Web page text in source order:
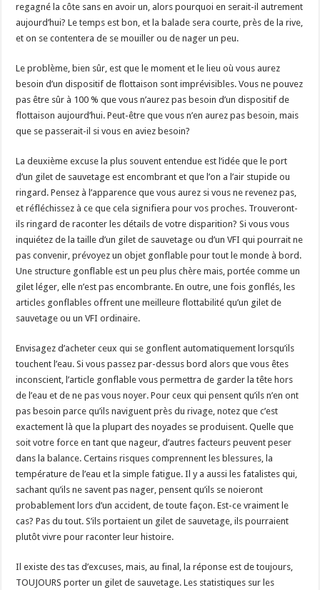
regagné la côte sans en avoir un, alors pourquoi en serait-il autrement
aujourd’hui? Le temps est bon, et la balade sera courte, près de la rive,
et on se contentera de se mouiller ou de nager un peu.
Le problème, bien sûr, est que le moment et le lieu où vous aurez
besoin d’un dispositif de flottaison sont imprévisibles. Vous ne pouvez
pas être sûr à 100 % que vous n’aurez pas besoin d’un dispositif de
flottaison aujourd’hui. Peut-être que vous n’en aurez pas besoin, mais
que se passerait-il si vous en aviez besoin?
La deuxième excuse la plus souvent entendue est l’idée que le port
d’un gilet de sauvetage est encombrant et que l’on a l’air stupide ou
ringard. Pensez à l’apparence que vous aurez si vous ne revenez pas,
et réfléchissez à ce que cela signifiera pour vos proches. Trouveront-
ils ringard de raconter les détails de votre disparition? Si vous vous
inquiétez de la taille d’un gilet de sauvetage ou d’un VFI qui pourrait ne
pas convenir, prévoyez un objet gonflable pour tout le monde à bord.
Une structure gonflable est un peu plus chère mais, portée comme un
gilet léger, elle n’est pas encombrante. En outre, une fois gonflés, les
articles gonflables offrent une meilleure flottabilité qu’un gilet de
sauvetage ou un VFI ordinaire.
Envisagez d’acheter ceux qui se gonflent automatiquement lorsqu’ils
touchent l’eau. Si vous passez par-dessus bord alors que vous êtes
inconscient, l’article gonflable vous permettra de garder la tête hors
de l’eau et de ne pas vous noyer. Pour ceux qui pensent qu’ils n’en ont
pas besoin parce qu’ils naviguent près du rivage, notez que c’est
exactement là que la plupart des noyades se produisent. Quelle que
soit votre force en tant que nageur, d’autres facteurs peuvent peser
dans la balance. Certains risques comprennent les blessures, la
température de l’eau et la simple fatigue. Il y a aussi les fatalistes qui,
sachant qu’ils ne savent pas nager, pensent qu’ils se noieront
probablement lors d’un accident, de toute façon. Est-ce vraiment le
cas? Pas du tout. S’ils portaient un gilet de sauvetage, ils pourraient
plutôt vivre pour raconter leur histoire.
Il existe des tas d’excuses, mais, au final, la réponse est de toujours,
TOUJOURS porter un gilet de sauvetage. Les statistiques sur les